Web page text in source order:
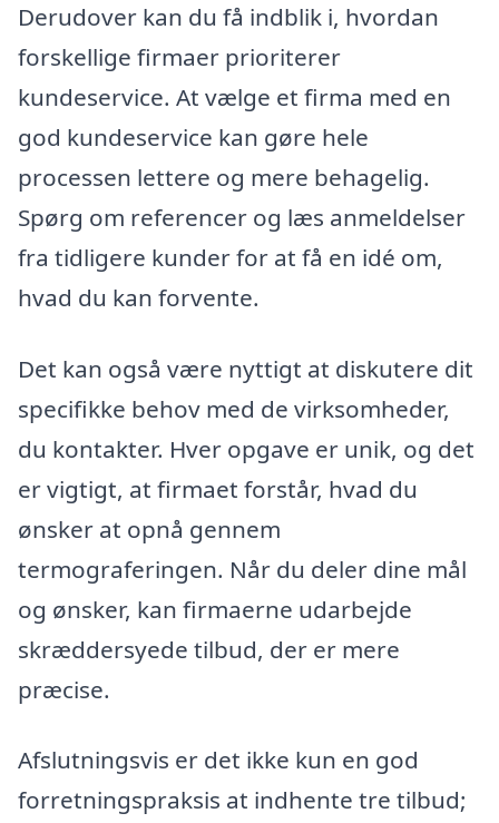
Derudover kan du få indblik i, hvordan
forskellige firmaer prioriterer
kundeservice. At vælge et firma med en
god kundeservice kan gøre hele
processen lettere og mere behagelig.
Spørg om referencer og læs anmeldelser
fra tidligere kunder for at få en idé om,
hvad du kan forvente.
Det kan også være nyttigt at diskutere dit
specifikke behov med de virksomheder,
du kontakter. Hver opgave er unik, og det
er vigtigt, at firmaet forstår, hvad du
ønsker at opnå gennem
termograferingen. Når du deler dine mål
og ønsker, kan firmaerne udarbejde
skræddersyede tilbud, der er mere
præcise.
Afslutningsvis er det ikke kun en god
forretningspraksis at indhente tre tilbud;